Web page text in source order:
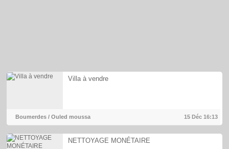
Villa à vendre
Boumerdes / Ouled moussa 15 Déc16:13
NETTOYAGE MONÉTAIRE